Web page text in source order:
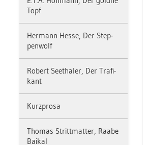
Topf
Her­mann Hesse, Der Step­
pen­wolf
Ro­bert Seet­ha­ler, Der Tra­fi­
kant
Kurz­pro­sa
Tho­mas Stritt­mat­ter, Raabe
Bai­kal